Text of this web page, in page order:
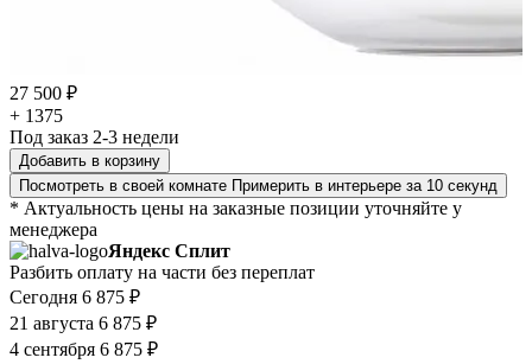
27 500 ₽
+ 1375
Под заказ 2-3 недели
Добавить в корзину
Посмотреть в своей комнате Примерить в интерьере за 10 секунд
* Актуальность цены на заказные позиции уточняйте у
менеджера
Яндекс Сплит
Разбить оплату на части без переплат
Сегодня 6 875 ₽
21 августа 6 875 ₽
4 сентября 6 875 ₽